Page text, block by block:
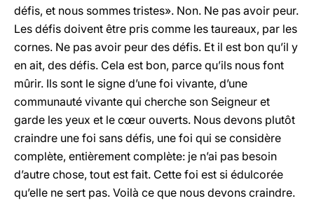
défis, et nous sommes tristes». Non. Ne pas avoir peur.
Les défis doivent être pris comme les taureaux, par les
cornes. Ne pas avoir peur des défis. Et il est bon qu’il y
en ait, des défis. Cela est bon, parce qu’ils nous font
mûrir. Ils sont le signe d’une foi vivante, d’une
communauté vivante qui cherche son Seigneur et
garde les yeux et le cœur ouverts. Nous devons plutôt
craindre une foi sans défis, une foi qui se considère
complète, entièrement complète: je n’ai pas besoin
d’autre chose, tout est fait. Cette foi est si édulcorée
qu’elle ne sert pas. Voilà ce que nous devons craindre.